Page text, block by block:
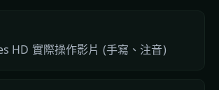
HD 實際操作影片 (手寫、注音)